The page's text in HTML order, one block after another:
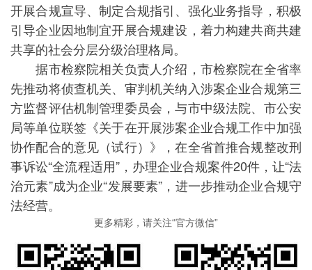
开展合规宣导、制定合规指引、强化业务指导，积极
引导企业因地制宜开展合规建设，着力构建共商共建
共享的社会分层分级治理格局。
据市检察院相关负责人介绍，市检察院在全省率
先推动将侦查机关、审判机关纳入涉案企业合规第三
方监督评估机制管理委员会，与市中级法院、市公安
局等单位联签《关于在开展涉案企业合规工作中加强
协作配合的意见（试行）》，在全省首推合规整改刑
事诉讼“全流程适用”，办理企业合规案件20件，让“法
治元素”成为企业“发展要素”，进一步推动企业合规守
法经营。
更多精彩，请关注“官方微信”